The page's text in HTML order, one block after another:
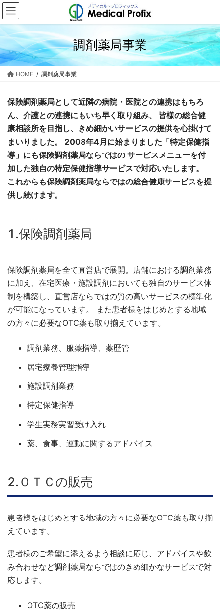
コ
ン
テ
ツ
に
ナ
ビ
ゲ
シ
ョ
調剤薬局事業
HOME 調剤薬局事業
保険調剤薬局として近隣の病院・医院との連携はもちろ
ん、介護との連携にもいち早く取り組み、 皆様の総合健
康相談所を目指し、きめ細かいサービスの提供を心掛けて
まいりました。 2008年4月に始まりました「特定保健指
導」にも保険調剤薬局ならではの サービスメニューを付
加した独自の特定保健指導サービスで対応いたします。
これからも保険調剤薬局ならではの総合健康サービスを提
供し続けます。
1.保険調剤薬局
保険調剤薬局を全て直営店で展開。店舗における調剤業務
に加え、在宅医療・施設調剤においても独自のサービス体
制を構築し、直営店ならではの質の高いサービスの標準化
が可能になっています。 また患者様をはじめとする地域
の方々に必要なOTC薬も取り揃えています。
調剤業務、服薬指導、薬歴管
居宅療養管理指導
施設調剤業務
特定保健指導
学生実務実習受け入れ
薬、食事、運動に関するアドバイス
2.ＯＴＣの販売
患者様をはじめとする地域の方々に必要なOTC薬も取り揃
えています。
患者様のご希望に添えるよう相談に応じ、アドバイスや飲
み合わせなど調剤薬局ならではのきめ細かなサービスで対
応します。
OTC薬の販売